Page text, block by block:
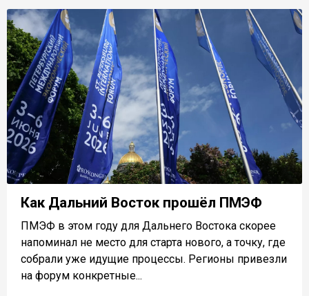
Как Дальний Восток прошёл ПМЭФ
ПМЭФ в этом году для Дальнего Востока скорее
напоминал не место для старта нового, а точку, где
собрали уже идущие процессы. Регионы привезли
на форум конкретные...